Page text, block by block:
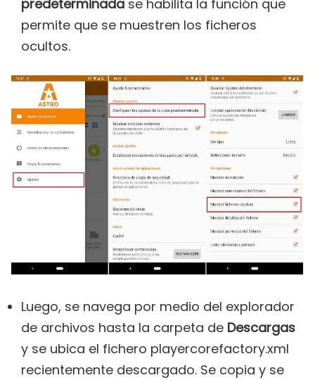
predeterminada se habilita la función que
permite que se muestren los ficheros
ocultos.
Luego, se navega por medio del explorador
de archivos hasta la carpeta de Descargas
y se ubica el fichero playercorefactory.xml
recientemente descargado. Se copia y se